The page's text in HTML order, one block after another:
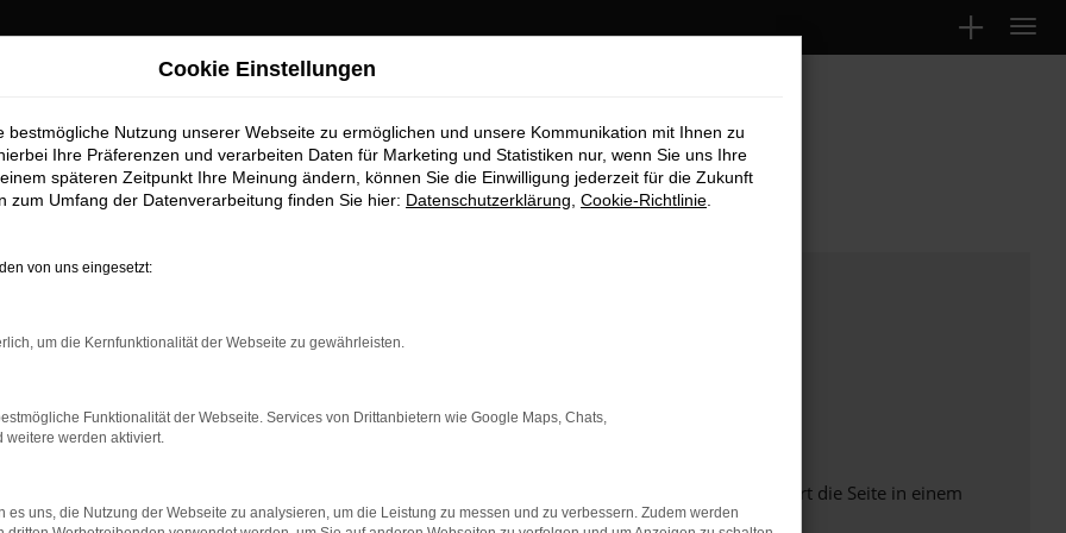
Network Error
ist ein Fehler aufgetreten.
Webseiten, zum Beispiel deine Suchmaschine?
Erweiterungen, wie Werbeblocker, können das Laden bestimmter Seiten verhindern. Funktioniert die Seite in einem
Browser oder in einem privaten Fenster?
Cookie Einstellungen
bestmögliche Nutzung unserer Webseite zu ermöglichen und unsere Kommunikation mit Ihnen zu
Ihre Präferenzen und verarbeiten Daten für Marketing und Statistiken nur, wenn Sie uns Ihre
späteren Zeitpunkt Ihre Meinung ändern, können Sie die Einwilligung jederzeit für die Zukunft
zum Umfang der Datenverarbeitung finden Sie hier: Datenschutzerklärung Cookie-Richtlinie
von uns eingesetzt:
um die Kernfunktionalität der Webseite zu gewährleisten.
Funktionalität der Webseite. Services von Drittanbietern wie Google Maps, Chats,
weitere werden aktiviert.
es uns, die Nutzung der Webseite zu analysieren, um die Leistung zu messen und zu verbessern. Zudem werden